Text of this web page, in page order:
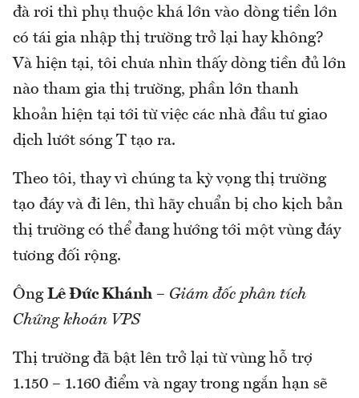
đà rơi thì phụ thuộc khá lớn vào dòng tiền lớn
có tái gia nhập thị trường trở lại hay không?
Và hiện tại, tôi chưa nhìn thấy dòng tiền đủ lớn
nào tham gia thị trường, phần lớn thanh
khoản hiện tại tới từ việc các nhà đầu tư giao
dịch lướt sóng T tạo ra.
Theo tôi, thay vì chúng ta kỳ vọng thị trường
tạo đáy và đi lên, thì hãy chuẩn bị cho kịch bản
thị trường có thể đang hướng tới một vùng đáy
tương đối rộng.
Ông Lê Đức Khánh – Giám đốc phân tích
Chứng khoán VPS
Thị trường đã bật lên trở lại từ vùng hỗ trợ
1.150 – 1.160 điểm và ngay trong ngắn hạn sẽ